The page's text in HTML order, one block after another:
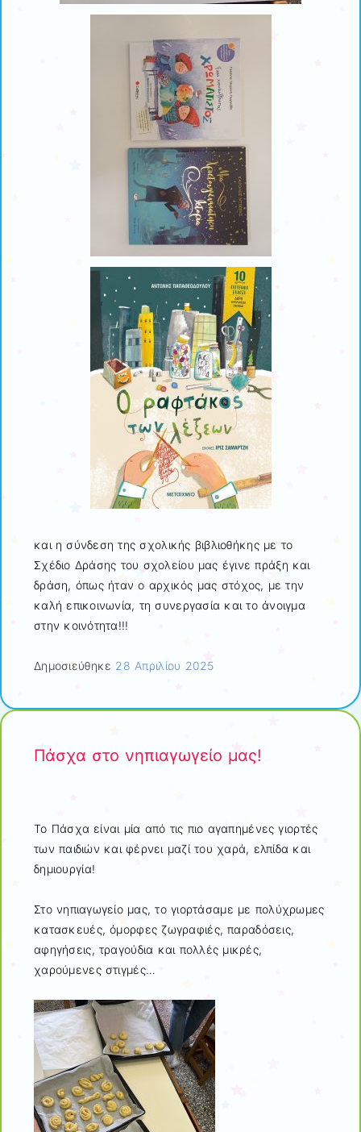
και η σύνδεση της σχολικής βιβλιοθήκης με το
Σχέδιο Δράσης του σχολείου μας έγινε πράξη και
δράση, όπως ήταν ο αρχικός μας στόχος, με την
καλή επικοινωνία, τη συνεργασία και το άνοιγμα
στην κοινότητα!!!
Δημοσιεύθηκε 28 Απριλίου 2025
Πάσχα στο νηπιαγωγείο μας!
Το Πάσχα είναι μία από τις πιο αγαπημένες γιορτές
των παιδιών και φέρνει μαζί του χαρά, ελπίδα και
δημιουργία!
Στο νηπιαγωγείο μας, το γιορτάσαμε με πολύχρωμες
κατασκευές, όμορφες ζωγραφιές, παραδόσεις,
αφηγήσεις, τραγούδια και πολλές μικρές,
χαρούμενες στιγμές…